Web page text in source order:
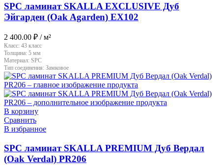
SPC ламинат SKALLA EXCLUSIVE Дуб
Эйгарден (Oak Agarden) EX102
2 400.00 ₽ / м²
Класс: 43 класс
Толщина: 5 мм
Материал: SPC
Тип соединения: Замковое
В корзину
Сравнить
В избранное
SPC ламинат SKALLA PREMIUM Дуб Вердал
(Oak Verdal) PR206